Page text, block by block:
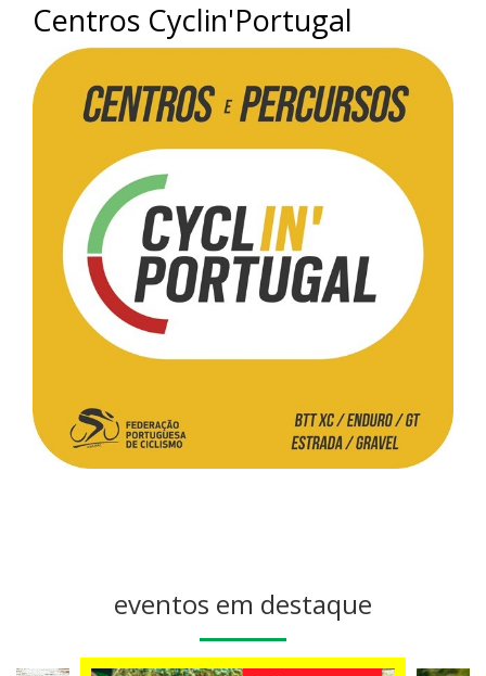
Centros Cyclin'Portugal
eventos em destaque